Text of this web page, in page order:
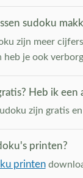
sudoku
zijn meer
je ook
Heb ik een
zijn gratis
printen?
printen